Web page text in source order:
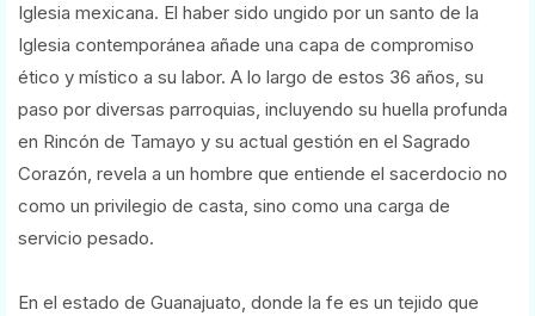
Iglesia mexicana. El haber sido ungido por un santo de la
Iglesia contemporánea añade una capa de compromiso
ético y místico a su labor. A lo largo de estos 36 años, su
paso por diversas parroquias, incluyendo su huella profunda
en Rincón de Tamayo y su actual gestión en el Sagrado
Corazón, revela a un hombre que entiende el sacerdocio no
como un privilegio de casta, sino como una carga de
servicio pesado.
En el estado de Guanajuato, donde la fe es un tejido que